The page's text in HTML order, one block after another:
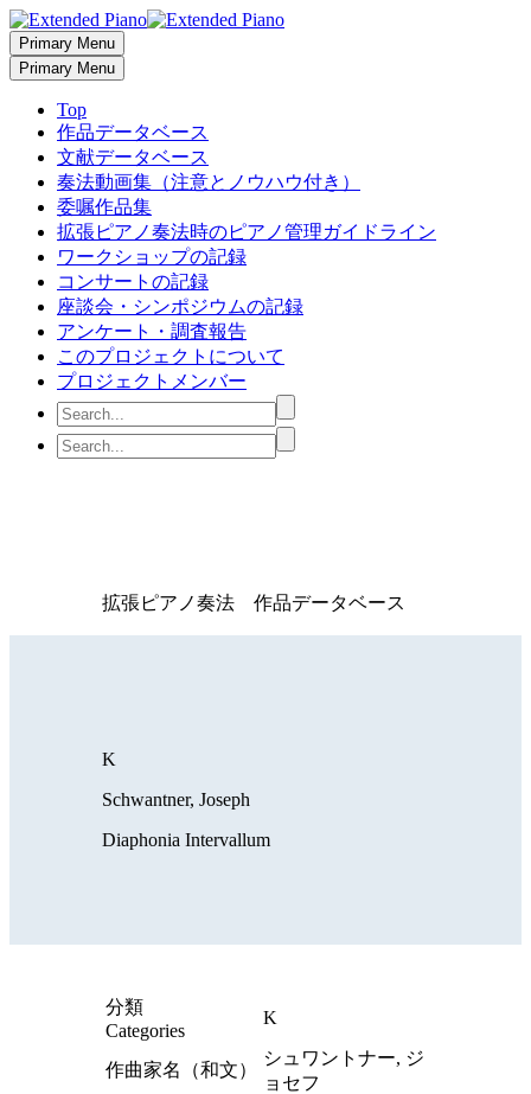
Primary Menu
Primary Menu
Top
作品データベース
文献データベース
奏法動画集（注意とノウハウ付き）
委嘱作品集
拡張ピアノ奏法時のピアノ管理ガイドライン
ワークショップの記録
コンサートの記録
座談会・シンポジウムの記録
アンケート・調査報告
このプロジェクトについて
プロジェクトメンバー
拡張ピアノ奏法 作品データベース
K
Schwantner, Joseph
Diaphonia Intervallum
分類
Categories
K
作曲家名（和文）
シュワントナー, ジ
ョセフ